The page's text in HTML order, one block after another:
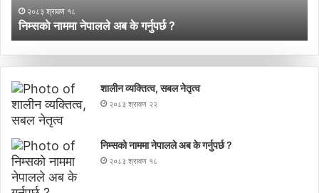
२०८३ श्रावण १८
निम्सकाे नाममा नेपालले अब के गर्नुपर्छ ?
शालीन व्यक्तित्व, सबल नेतृत्व
२०८३ श्रावण २२
निम्सकाे नाममा नेपालले अब के गर्नुपर्छ ?
२०८३ श्रावण १८